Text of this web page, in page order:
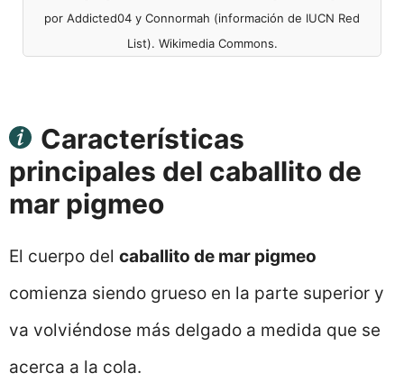
por Addicted04 y Connormah (información de IUCN Red
List). Wikimedia Commons.
Características
principales del caballito de
mar pigmeo
El cuerpo del caballito de mar pigmeo
comienza siendo grueso en la parte superior y
va volviéndose más delgado a medida que se
acerca a la cola.